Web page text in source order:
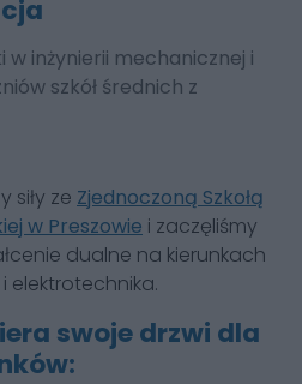
inżynierii mechanicznej i
szkół średnich z
siły ze Zjednoczoną Szkołą
w Preszowie i zaczęliśmy
dualne na kierunkach
elektrotechnika.
swoje drzwi dla